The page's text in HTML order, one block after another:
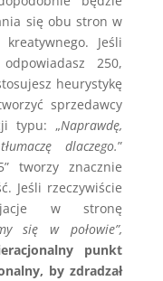
się obu stron w
Jeśli
250,
heurystykę
sprzedawcy
typu: „Naprawdę,
dlaczego.”
tworzy znacznie
Jeśli rzeczywiście
w stronę
się w połowie”,
punkt
by zdradzał